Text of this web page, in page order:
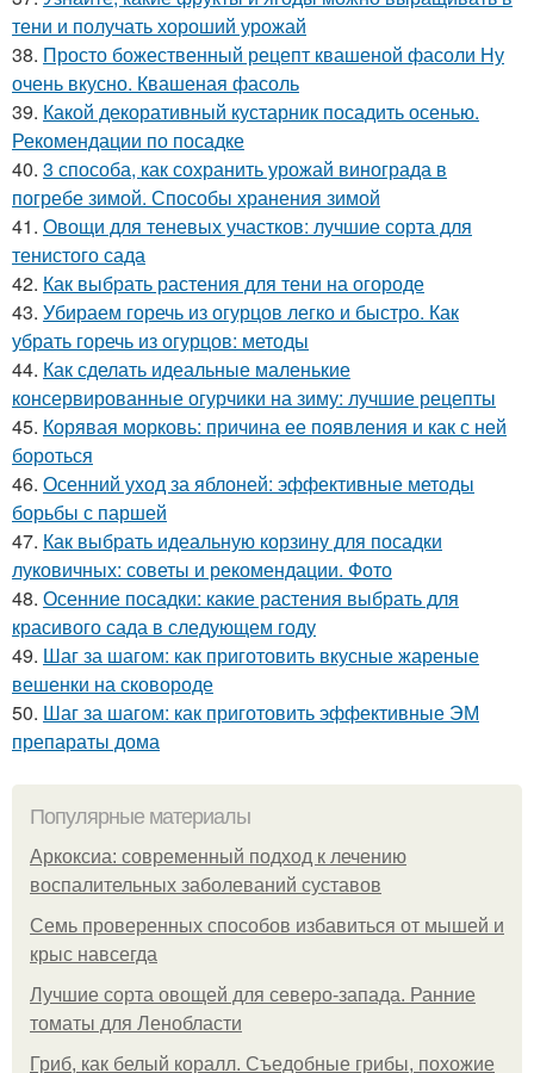
тени и получать хороший урожай
38. Просто божественный рецепт квашеной фасоли Ну
очень вкусно. Квашеная фасоль
39. Какой декоративный кустарник посадить осенью.
Рекомендации по посадке
40. 3 способа, как сохранить урожай винограда в
погребе зимой. Способы хранения зимой
41. Овощи для теневых участков: лучшие сорта для
тенистого сада
42. Как выбрать растения для тени на огороде
43. Убираем горечь из огурцов легко и быстро. Как
убрать горечь из огурцов: методы
44. Как сделать идеальные маленькие
консервированные огурчики на зиму: лучшие рецепты
45. Корявая морковь: причина ее появления и как с ней
бороться
46. Осенний уход за яблоней: эффективные методы
борьбы с паршей
47. Как выбрать идеальную корзину для посадки
луковичных: советы и рекомендации. Фото
48. Осенние посадки: какие растения выбрать для
красивого сада в следующем году
49. Шаг за шагом: как приготовить вкусные жареные
вешенки на сковороде
50. Шаг за шагом: как приготовить эффективные ЭМ
препараты дома
Популярные материалы
Аркоксиа: современный подход к лечению
воспалительных заболеваний суставов
Семь проверенных способов избавиться от мышей и
крыс навсегда
Лучшие сорта овощей для северо-запада. Ранние
томаты для Ленобласти
Гриб, как белый коралл. Съедобные грибы, похожие